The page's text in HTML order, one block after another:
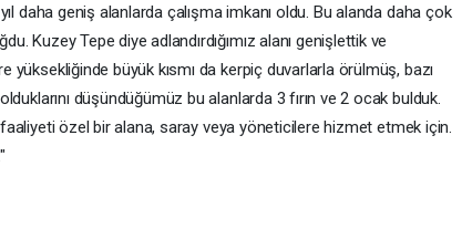
daha geniş alanlarda çalışma imkanı oldu. Bu alanda daha çok
Kuzey Tepe diye adlandırdığımız alanı genişlettik ve
yüksekliğinde büyük kısmı da kerpiç duvarlarla örülmüş, bazı
düşündüğümüz bu alanlarda 3 fırın ve 2 ocak bulduk.
özel bir alana, saray veya yöneticilere hizmet etmek için.